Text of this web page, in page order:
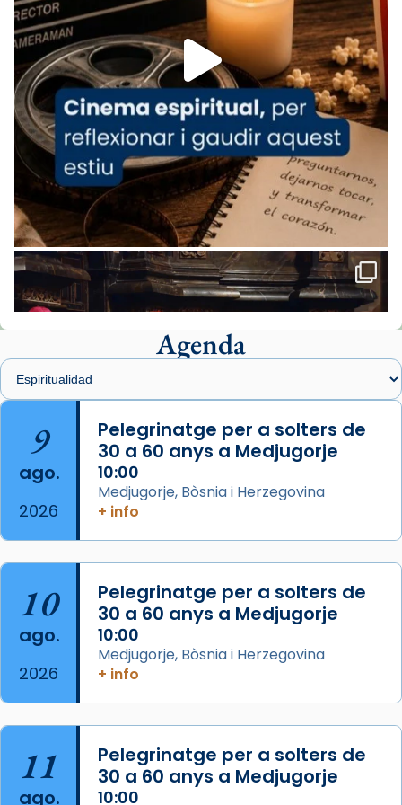
Foto
View on Facebook · Share
Arquebisbat de Barcelona
2 weeks ago
«Avui les santes Juliana i Semproniana ens
ajuden a alçar la mirada»
Mons. Sergi Gordo, bisbe de Tortosa, ha
presidit aquest 27 de juliol la missa de Les
Santes de Mataró.
🔗tinyurl.com/cvu5jmbk
📸 J. Merino
de Barcelona.
2 weeks ago
Aquest dilluns, 27 de juliol, ha tingut lloc la
missa d’acció de gràcies en agraïment al
comitè organitzador de la visita apostòlica
del Sant Pare Lleó XIV a Barcelona, i als
col·laboradors, a la Catedral de Barcelona.
L’arquebisbe de Barcelona, el cardenal Joan
Josep Omella, ha presidit la missa i l’ha
concelebrat el bisbe auxiliar de Barcelona,
Mons. David Abadías.
📸 Dr. G. Simón
Foto
View on Facebook · Share
Agenda
9
ago.
2026
Pelegrinatge per a solters de
30 a 60 anys a Medjugorje
10:00
Medjugorje, Bòsnia i Herzegovina
+ info
10
ago.
2026
Pelegrinatge per a solters de
30 a 60 anys a Medjugorje
10:00
Medjugorje, Bòsnia i Herzegovina
+ info
11
ago.
Pelegrinatge per a solters de
30 a 60 anys a Medjugorje
10:00